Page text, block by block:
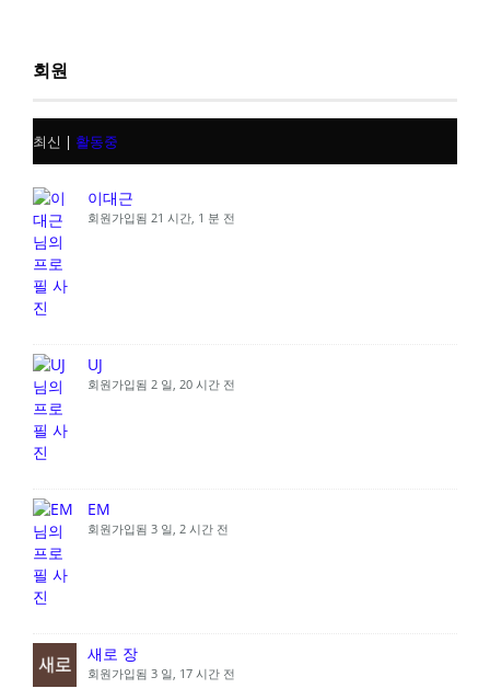
회원
최신 | 활동중
이대근
회원가입됨 21 시간, 1 분 전
UJ
회원가입됨 2 일, 20 시간 전
EM
회원가입됨 3 일, 2 시간 전
새로 장
회원가입됨 3 일, 17 시간 전